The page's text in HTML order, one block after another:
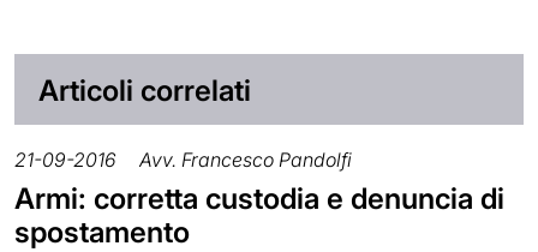
Articoli correlati
21-09-2016 Avv. Francesco Pandolfi
Armi: corretta custodia e denuncia di
spostamento